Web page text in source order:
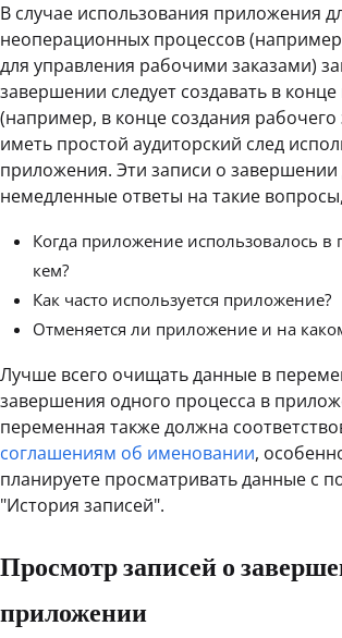
В случае использования приложения
неоперационных процессов
для управления рабочими заказами)
завершении следует создавать в
(например, в конце создания рабочего
иметь простой аудиторский след
приложения. Эти записи о
немедленные ответы на такие
Когда приложение использовалось в
кем?
Как часто используется приложение?
Отменяется ли приложение и на
Лучше всего очищать данные в
завершения одного процесса в
переменная также должна
соглашениям об именовании,
планируете просматривать данные с
"История записей".
Просмотр записей о
приложении